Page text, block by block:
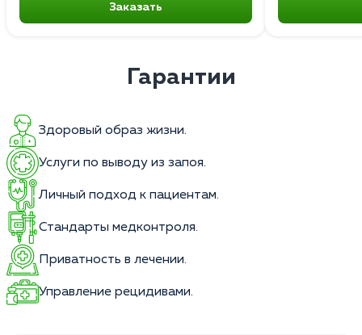
Заказать
Гарантии
Здоровый образ жизни.
Услуги по выводу из запоя.
Личный подход к пациентам.
Стандарты медконтроля.
Приватность в лечении.
Управление рецидивами.